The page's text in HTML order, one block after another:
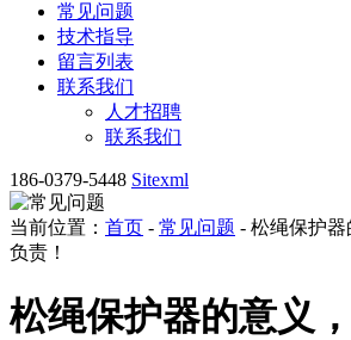
常见问题
技术指导
留言列表
联系我们
人才招聘
联系我们
186-0379-5448 Sitexml
当前位置： 首页 - 常见问题 - 松绳保护
负责！
松绳保护器的意义